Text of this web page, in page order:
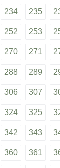
234 235
252 253
270 271
288 289
306 307
324 325
342 343
360 361